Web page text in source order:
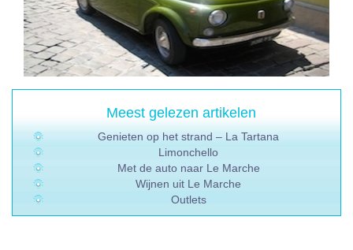
Meest gelezen artikelen
Genieten op het strand – La Tartana
Limonchello
Met de auto naar Le Marche
Wijnen uit Le Marche
Outlets